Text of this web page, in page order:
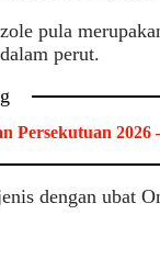
pula
perut.
Persekutuan
dengan ubat